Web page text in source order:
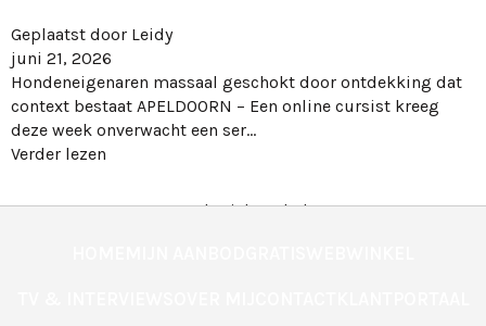
Geplaatst door Leidy
juni 21, 2026
Hondeneigenaren massaal geschokt door ontdekking dat
context bestaat APELDOORN – Een online cursist kreeg
deze week onverwacht een ser...
Verder lezen
Meer berichten laden